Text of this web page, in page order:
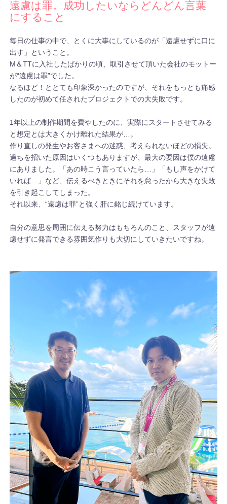
遠慮は罪。成功したいならどんどん言葉
にすること
毎日の仕事の中で、とくに大事にしているのが「遠慮せずに口に
出す」ということ。
M＆TTに入社したばかりの頃、取引させて頂いた会社のモットー
が“遠慮は罪”でした。
なるほど！ととても印象深かったのですが、それをもっとも痛感
したのが初めて任されたプロジェクトでの大失敗です。
1年以上の制作期間を費やしたのに、実際にスタートさせてみる
と想定とは大きくかけ離れた結果が…。
作り直しの発生やお客さまへの迷惑、考えられないほどの損失。
過ちを招いた原因はいくつもありますが、最大の要因は僕の遠慮
にありました。「あの時こう言っていたら…」「もし声をかけて
いれば…」など、伝えるべきときにそれを怠ったから大きな失敗
を引き起こしてしまった。
それ以来、“遠慮は罪”と強く肝に銘じ続けています。
自分の意思を周囲に伝える努力はもちろんのこと、スタッフが遠
慮せずに発言できる雰囲気作りも大切にしていきたいですね。